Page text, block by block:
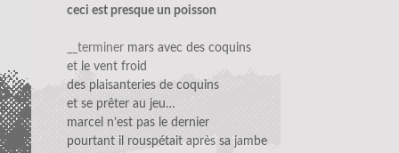
ceci est presque un poisson
__terminer mars avec des coquins
et le vent froid
des plaisanteries de coquins
et se prêter au jeu…
marcel n’est pas le dernier
pourtant il rouspétait après sa jambe